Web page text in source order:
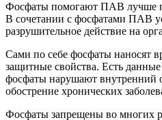
Фосфаты помогают ПАВ лучше
В сочетании с фосфатами ПАВ
разрушительное действие на
Сами по себе фосфаты наносят
защитные свойства. Есть
фосфаты нарушают внутренний
обострение хронических
Фосфаты запрещены во многих